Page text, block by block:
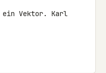
Vektor. Karl